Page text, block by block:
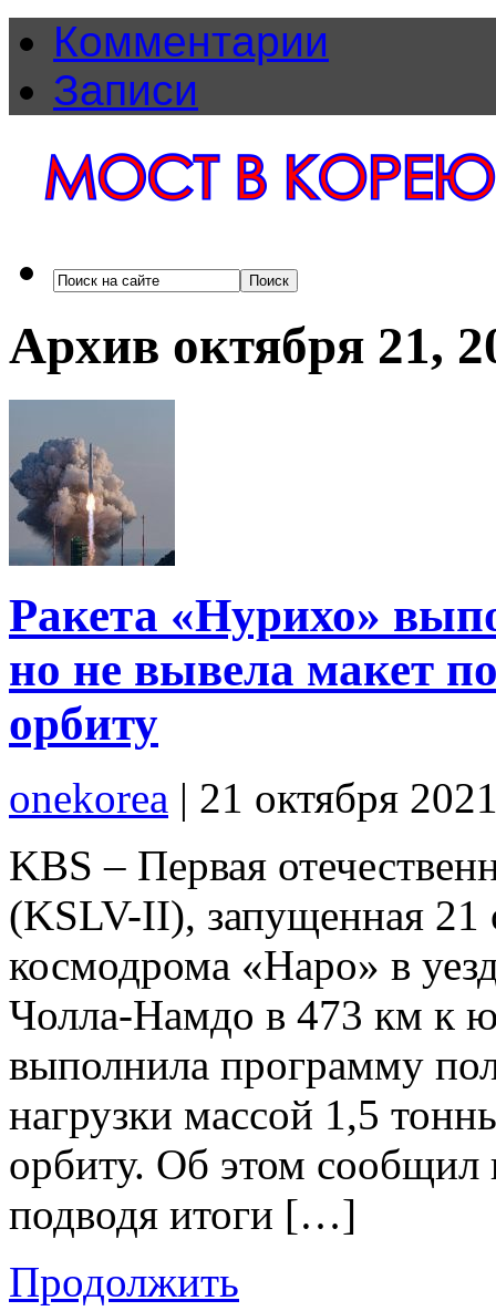
Комментарии
Записи
Архив октября 21,
Ракета «Нурихо»
но не вывела макет
орбиту
onekorea | 21 октября
KBS – Первая
(KSLV-II), запущенная 21
космодрома «Наро» в
Чолла-Намдо в 473 км к
выполнила программу
нагрузки массой 1,5
орбиту. Об этом
подводя итоги […]
Продолжить